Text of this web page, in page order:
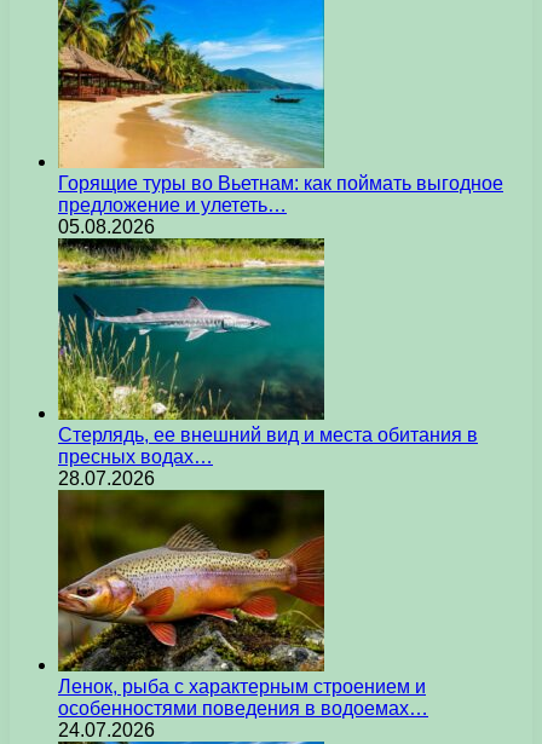
Горящие туры во Вьетнам: как поймать выгодное
предложение и улететь…
05.08.2026
Стерлядь, ее внешний вид и места обитания в
пресных водах…
28.07.2026
Ленок, рыба с характерным строением и
особенностями поведения в водоемах…
24.07.2026